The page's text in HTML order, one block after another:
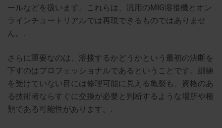
ールなどを扱います。これらは、汎用のMIG溶接機とオン
ラインチュートリアルでは再現できるものではありませ
ん。.
さらに重要なのは、溶接するかどうかという最初の決断を
下すのはプロフェッショナルであるということです。訓練
を受けていない目には修理可能に見える亀裂も、資格のあ
る技術者ならすぐに交換が必要と判断するような場所や種
類である可能性があります。.